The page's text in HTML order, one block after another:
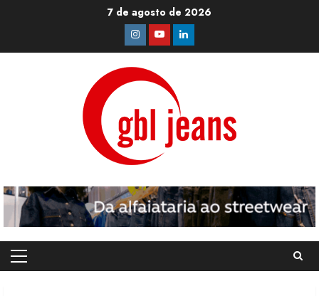
7 de agosto de 2026
Instagram
YoutubeLinkedin
Primary